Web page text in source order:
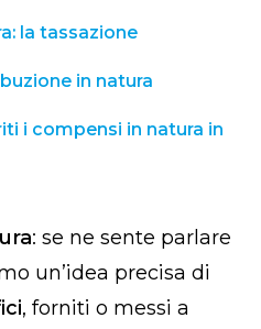
la tassazione
in natura
i compensi in natura in
: se ne sente parlare
un’idea precisa di
, forniti o messi a